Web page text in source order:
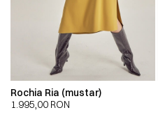
Rochia Ria (mustar)
1.995,00 RON